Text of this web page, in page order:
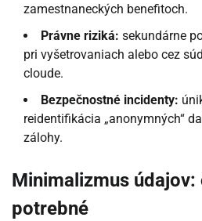
zamestnaneckých benefitoch.
Právne riziká: sekundárne
pri vyšetrovaniach alebo cez
cloude.
Bezpečnostné incidenty:
reidentifikácia „anonymných“
zálohy.
Minimalizmus
potrebné